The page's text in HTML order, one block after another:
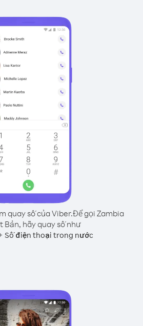
quay số của Viber.Để gọi Zambia
Bản, hãy quay số như
Số điện thoại trong nước